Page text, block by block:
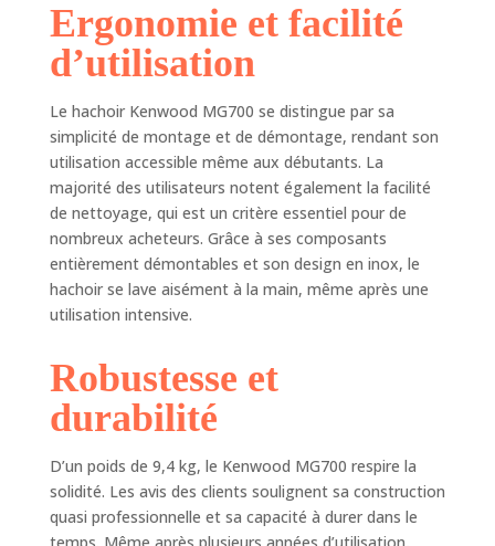
Ergonomie et facilité
d’utilisation
Le hachoir Kenwood MG700 se distingue par sa
simplicité de montage et de démontage, rendant son
utilisation accessible même aux débutants. La
majorité des utilisateurs notent également la facilité
de nettoyage, qui est un critère essentiel pour de
nombreux acheteurs. Grâce à ses composants
entièrement démontables et son design en inox, le
hachoir se lave aisément à la main, même après une
utilisation intensive.
Robustesse et
durabilité
D’un poids de 9,4 kg, le Kenwood MG700 respire la
solidité. Les avis des clients soulignent sa construction
quasi professionnelle et sa capacité à durer dans le